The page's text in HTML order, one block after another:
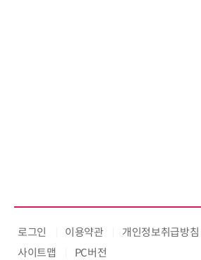
로그인 이용약관 개인정보취급방침
사이트맵
PC버전